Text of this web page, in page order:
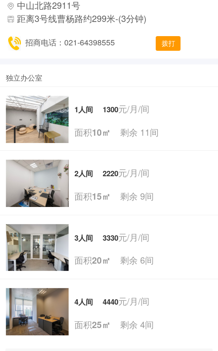
中山北路2911号
距离3号线曹杨路约299米-(3分钟)
招商电话：021-64398555 拨打
独立办公室
1人间 1300元/月/间
面积10㎡ 剩余 11间
2人间 2220元/月/间
面积15㎡ 剩余 9间
3人间 3330元/月/间
面积20㎡ 剩余 6间
4人间 4440元/月/间
面积25㎡ 剩余 4间